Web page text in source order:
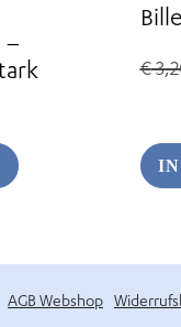
–
€
IN
AGB Webshop